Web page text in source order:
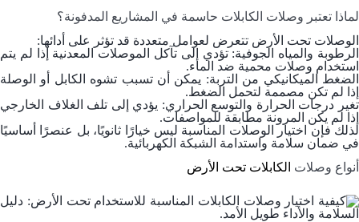
لماذا تعتبر وصلات الكابلات حاسمة في المشاريع المدفونة؟
الوصلات تحت الأرض تتعرض لعوامل متعددة قد تؤثر على أدائها:
الرطوبة والمياه الجوفية: تؤدي إلى تآكل الموصلات المعدنية إذا لم يتم
استخدام وصلات محمية ضد الماء.
الضغط الميكانيكي من التربة: يمكن أن تسبب تشوه الكابل أو الوصلة
إذا لم تكن مصممة لتحمل الضغط.
تغير درجات الحرارة والتوسع الحراري: يؤدي إلى تلف الغلاف الخارجي
إذا لم يكن المرونة مطابقة للمواصفات.
لذلك فإن اختيار الوصلات المناسبة ليس خيارًا ثانويًا، بل عنصرًا أساسيًا
في ضمان سلامة واستدامة الشبكة الكهربائية.
أنواع وصلات الكابلات تحت الأرض